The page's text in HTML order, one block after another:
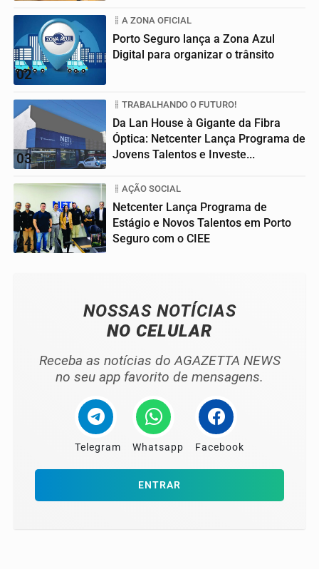
02
A ZONA OFICIAL
Porto Seguro lança a Zona Azul
Digital para organizar o trânsito
03
TRABALHANDO O FUTURO!
Da Lan House à Gigante da Fibra
Óptica: Netcenter Lança Programa de
Jovens Talentos e Investe...
04
AÇÃO SOCIAL
Netcenter Lança Programa de
Estágio e Novos Talentos em Porto
Seguro com o CIEE
NOSSAS NOTÍCIAS
NO CELULAR
Receba as notícias do AGAZETTA NEWS
no seu app favorito de mensagens.
Telegram Whatsapp Facebook
ENTRAR